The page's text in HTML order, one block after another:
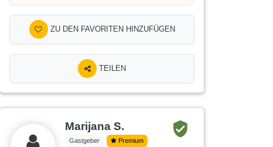
ZU DEN FAVORITEN HINZUFÜGEN
TEILEN
Marijana S.
Gastgeber
Premium